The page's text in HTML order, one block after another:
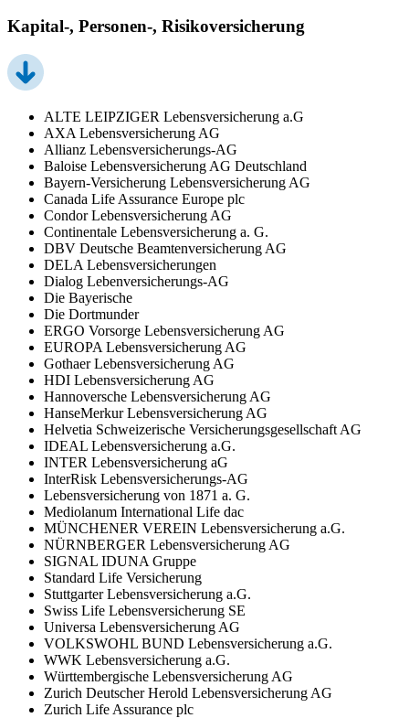
Kapital-, Personen-, Risikoversicherung
ALTE LEIPZIGER Lebensversicherung a.G
AXA Lebensversicherung AG
Allianz Lebensversicherungs-AG
Baloise Lebensversicherung AG Deutschland
Bayern-Versicherung Lebensversicherung AG
Canada Life Assurance Europe plc
Condor Lebensversicherung AG
Continentale Lebensversicherung a. G.
DBV Deutsche Beamtenversicherung AG
DELA Lebensversicherungen
Dialog Lebenversicherungs-AG
Die Bayerische
Die Dortmunder
ERGO Vorsorge Lebensversicherung AG
EUROPA Lebensversicherung AG
Gothaer Lebensversicherung AG
HDI Lebensversicherung AG
Hannoversche Lebensversicherung AG
HanseMerkur Lebensversicherung AG
Helvetia Schweizerische Versicherungsgesellschaft AG
IDEAL Lebensversicherung a.G.
INTER Lebensversicherung aG
InterRisk Lebensversicherungs-AG
Lebensversicherung von 1871 a. G.
Mediolanum International Life dac
MÜNCHENER VEREIN Lebensversicherung a.G.
NÜRNBERGER Lebensversicherung AG
SIGNAL IDUNA Gruppe
Standard Life Versicherung
Stuttgarter Lebensversicherung a.G.
Swiss Life Lebensversicherung SE
Universa Lebensversicherung AG
VOLKSWOHL BUND Lebensversicherung a.G.
WWK Lebensversicherung a.G.
Württembergische Lebensversicherung AG
Zurich Deutscher Herold Lebensversicherung AG
Zurich Life Assurance plc